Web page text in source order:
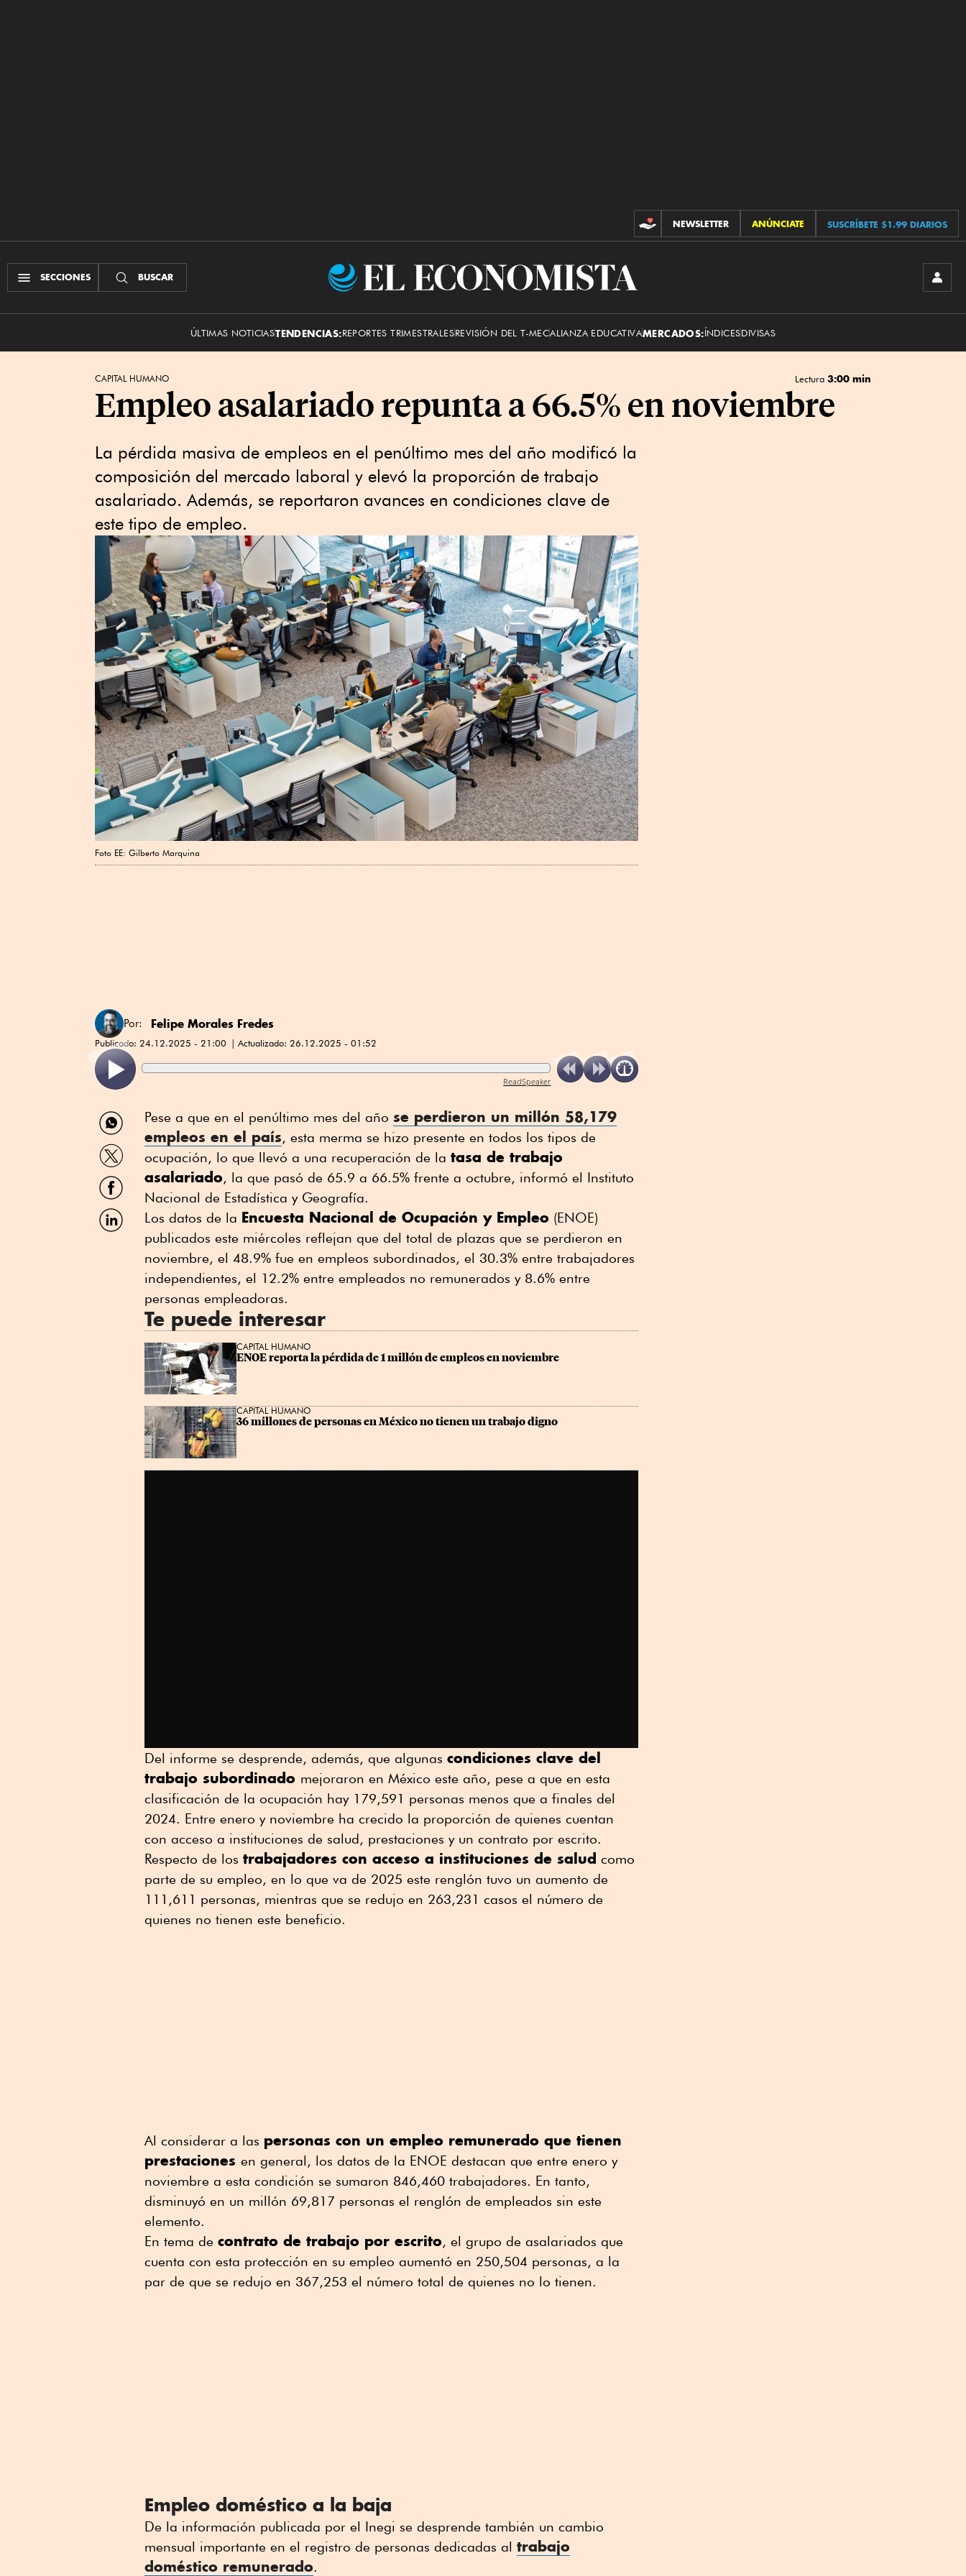
CONTRIBUCIONES
NEWSLETTER ANÚNCIATE SUSCRÍBETE $1.99 DIARIOS
SECCIONES BUSCAR
El
ÚLTIMAS NOTICIASTENDENCIAS:REPORTES TRIMESTRALESREVISIÓN DEL T-MECALIANZA EDUCATIVAMERCADOS:ÍNDICESDIVISAS
CAPITAL HUMANO Lectura 3:00 min
Empleo asalariado repunta a 66.5% en noviembre
La pérdida masiva de empleos en el penúltimo mes del año modificó la
composición del mercado laboral y elevó la proporción de trabajo
asalariado. Además, se reportaron avances en condiciones clave de
este tipo de empleo.
Foto EE: Gilberto Marquina
Por: Felipe Morales Fredes
Publicado: 24.12.2025 - 21:00 Actualizado: 26.12.2025 - 01:52
ReadSpeaker
Compartir
por
WhatsApp
Compartir
por
Twitter
Compartir
por
Facebook
Compartir
por
Pese a que en el penúltimo mes del año se perdieron un millón 58,179
empleos en el país, esta merma se hizo presente en todos los tipos de
ocupación, lo que llevó a una recuperación de la tasa de trabajo
asalariado, la que pasó de 65.9 a 66.5% frente a octubre, informó el Instituto
Nacional de Estadística y Geografía.
Los datos de la Encuesta Nacional de Ocupación y Empleo (ENOE)
publicados este miércoles reflejan que del total de plazas que se perdieron en
noviembre, el 48.9% fue en empleos subordinados, el 30.3% entre trabajadores
independientes, el 12.2% entre empleados no remunerados y 8.6% entre
personas empleadoras.
Te puede interesar
CAPITAL HUMANO
ENOE reporta la pérdida de 1 millón de empleos en noviembre
CAPITAL HUMANO
36 millones de personas en México no tienen un trabajo digno
Del informe se desprende, además, que algunas condiciones clave del
trabajo subordinado mejoraron en México este año, pese a que en esta
clasificación de la ocupación hay 179,591 personas menos que a finales del
2024. Entre enero y noviembre ha crecido la proporción de quienes cuentan
con acceso a instituciones de salud, prestaciones y un contrato por escrito.
Respecto de los trabajadores con acceso a instituciones de salud como
parte de su empleo, en lo que va de 2025 este renglón tuvo un aumento de
111,611 personas, mientras que se redujo en 263,231 casos el número de
quienes no tienen este beneficio.
Al considerar a las personas con un empleo remunerado que tienen
prestaciones en general, los datos de la ENOE destacan que entre enero y
noviembre a esta condición se sumaron 846,460 trabajadores. En tanto,
disminuyó en un millón 69,817 personas el renglón de empleados sin este
elemento.
En tema de contrato de trabajo por escrito, el grupo de asalariados que
cuenta con esta protección en su empleo aumentó en 250,504 personas, a la
par de que se redujo en 367,253 el número total de quienes no lo tienen.
Empleo doméstico a la baja
De la información publicada por el Inegi se desprende también un cambio
mensual importante en el registro de personas dedicadas al trabajo
doméstico remunerado.